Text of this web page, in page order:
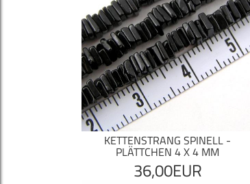
KETTENSTRANG SPINELL -
PLÄTTCHEN 4 X 4 MM
36,00EUR